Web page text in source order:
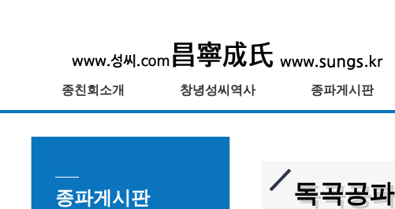
종친회소개 창녕성씨역사 종파게시판
종파게시판 독곡공파